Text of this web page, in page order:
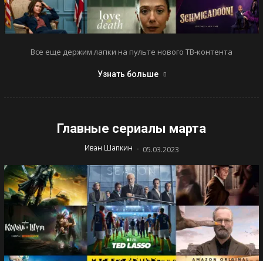
Все еще держим лапки на пульте нового ТВ-контента
Узнать больше
Главные сериалы марта
Иван Шапкин - 05.03.2023